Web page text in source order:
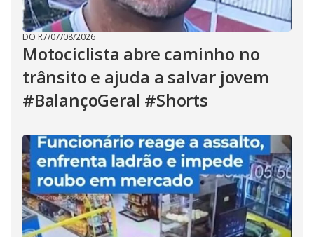
DO R7/07/08/2026
Motociclista abre caminho no
trânsito e ajuda a salvar jovem
#BalançoGeral #Shorts